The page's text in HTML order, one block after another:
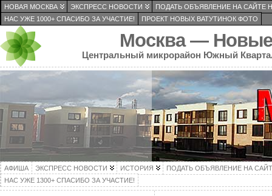
НОВАЯ МОСКВА ЭКСПРЕСС НОВОСТИ
ПОДАТЬ ОБЪЯВЛЕНИЕ НА САЙТЕ
НАС УЖЕ 1000+ СПАСИБО ЗА УЧАСТИЕ!
ПРОЕКТ НОВЫХ ВАТУТИНОК ФОТО
Москва — Новые
Центральный микрорайон Южный
АФИША ЭКСПРЕСС НОВОСТИ ИСТОРИЯ
ПОДАТЬ ОБЪЯВЛЕНИЕ НА
НАС УЖЕ 1300+ СПАСИБО ЗА УЧАСТИЕ!